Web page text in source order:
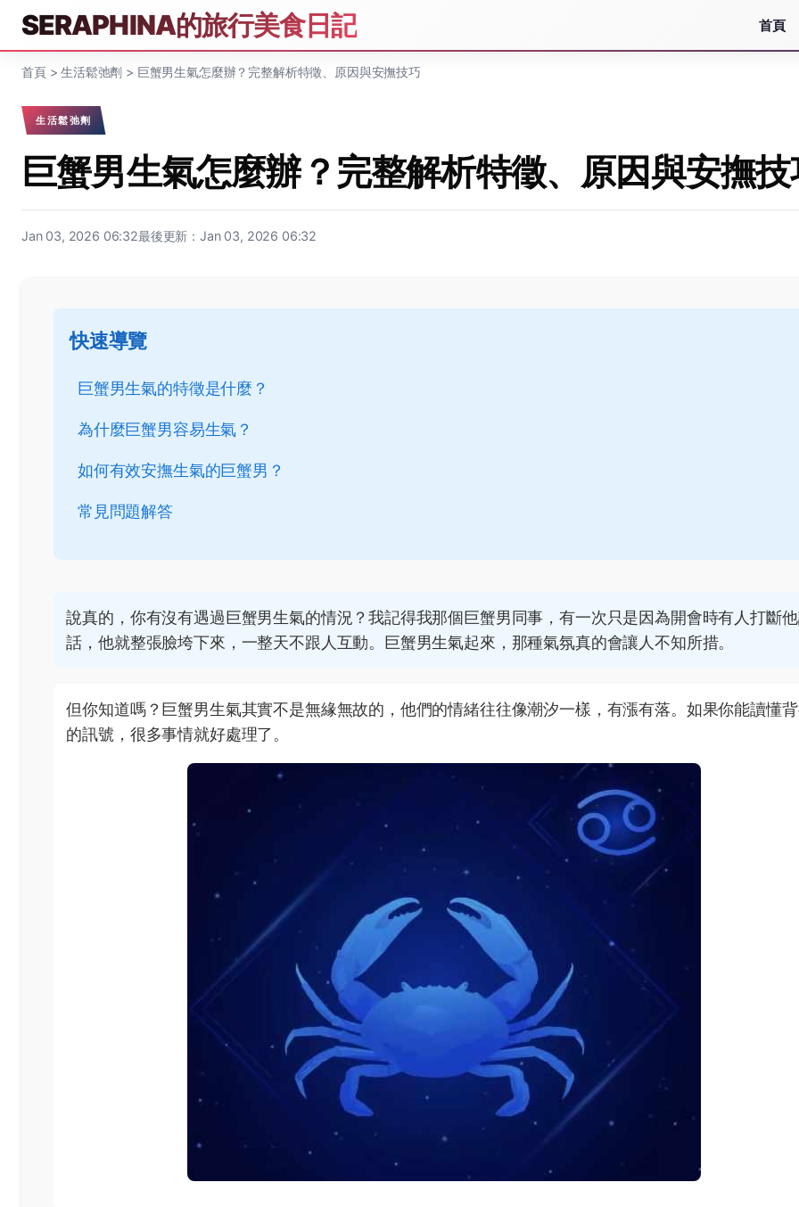
SERAPHINA的旅行美食日記 首頁
首頁>生活鬆弛劑 > 巨蟹男生氣怎麼辦？完整解析特徵、原因與安撫技巧
生活鬆弛劑
巨蟹男生氣怎麼辦？完整解析特徵、原因與安撫
Jan 03, 2026 06:32最後更新：Jan 03, 2026 06:32
快速導覽
巨蟹男生氣的特徵是什麼？
為什麼巨蟹男容易生氣？
如何有效安撫生氣的巨蟹男？
常見問題解答
說真的，你有沒有遇過巨蟹男生氣的情況？我記得我那個巨蟹男同事，有一次只是因為開會時有人打斷
話，他就整張臉垮下來，一整天不跟人互動。巨蟹男生氣起來，那種氣氛真的會讓人不知所措。
但你知道嗎？巨蟹男生氣其實不是無緣無故的，他們的情緒往往像潮汐一樣，有漲有落。如果你能讀懂
的訊號，很多事情就好處理了。